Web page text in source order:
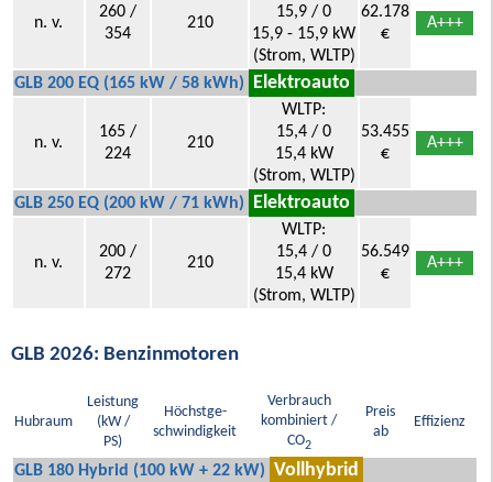
n. v.
260 /
354
210
15,9 / 0
15,9 - 15,9 kW
(Strom, WLTP)
62.178
€
A+++
GLB 200 EQ (165 kW / 58 kWh) Elektroauto
n. v.
165 /
224
210
WLTP:
15,4 / 0
15,4 kW
(Strom, WLTP)
53.455
€
A+++
GLB 250 EQ (200 kW / 71 kWh) Elektroauto
n. v.
200 /
272
210
WLTP:
15,4 / 0
15,4 kW
(Strom, WLTP)
56.549
€
A+++
GLB 2026: Benzinmotoren
Hubraum
Leistung
(kW /
PS)
Höchstge-
schwindigkeit
Verbrauch
kombiniert /
CO2
Preis
ab
Effizienz
GLB 180 Hybrid (100 kW + 22 kW) Vollhybrid